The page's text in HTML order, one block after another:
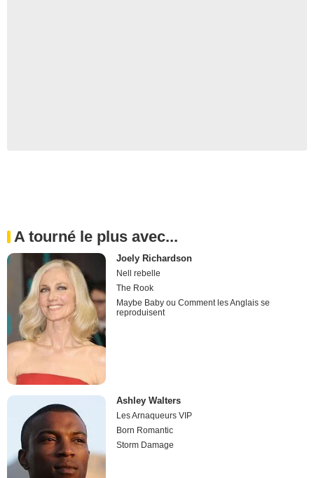
A tourné le plus avec...
Joely Richardson
Nell rebelle
The Rook
Maybe Baby ou Comment les Anglais se
reproduisent
Ashley Walters
Les Arnaqueurs VIP
Born Romantic
Storm Damage